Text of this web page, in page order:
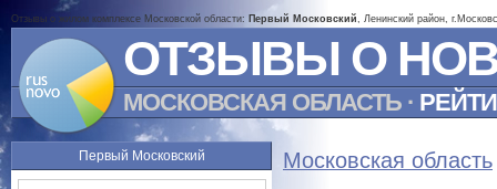
Отзывы о жилом комплексе Московской области: Первый Московский, Ленинский район,
ОТЗЫВЫ О
МОСКОВСКАЯ ОБЛАСТЬ ·
Первый Московский Московская область